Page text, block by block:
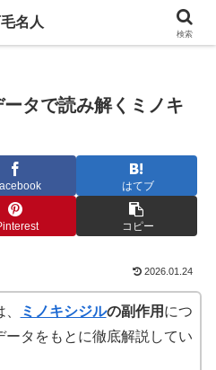
タで読み解くミノキ
はてブ
コピー
2026.01.24
ミノキシジルの副作用 につ
ータをもとに徹底解説してい
名人
検索